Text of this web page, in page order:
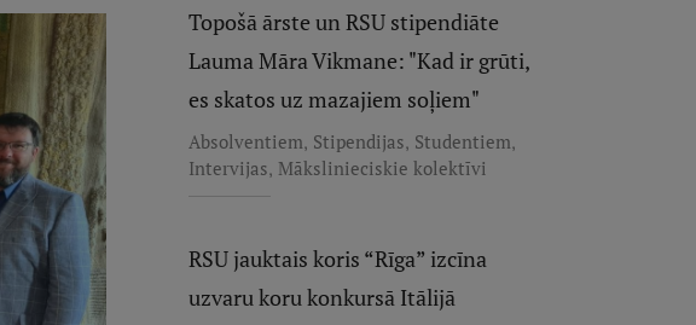
Topošā ārste un RSU stipendiāte
Lauma Māra Vikmane: "Kad ir grūti,
es skatos uz mazajiem soļiem"
Absolventiem, Stipendijas, Studentiem,
Intervijas, Mākslinieciskie kolektīvi
RSU jauktais koris “Rīga” izcīna
uzvaru koru konkursā Itālijā